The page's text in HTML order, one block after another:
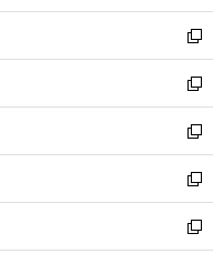
開
く
ウ
で
開
く
ン
ド
ウ
で
開
く
新
し
い
ウ
ィ
ン
ド
ウ
で
開
新
し
い
ウ
ィ
ン
ド
ウ
新
し
い
ウ
ィ
ン
新
し
い
ウ
新
し